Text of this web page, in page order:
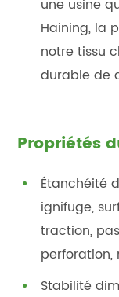
une usine
Haining, la
notre tissu
durable de
Propriétés
Étanchéité
ignifuge,
traction,
perforation,
Stabilité